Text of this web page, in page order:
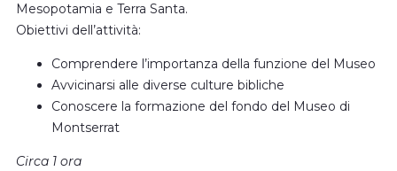
Mesopotamia e Terra Santa.
Obiettivi dell’attività:
Comprendere l’importanza della funzione del Museo
Avvicinarsi alle diverse culture bibliche
Conoscere la formazione del fondo del Museo di
Montserrat
Circa 1 ora